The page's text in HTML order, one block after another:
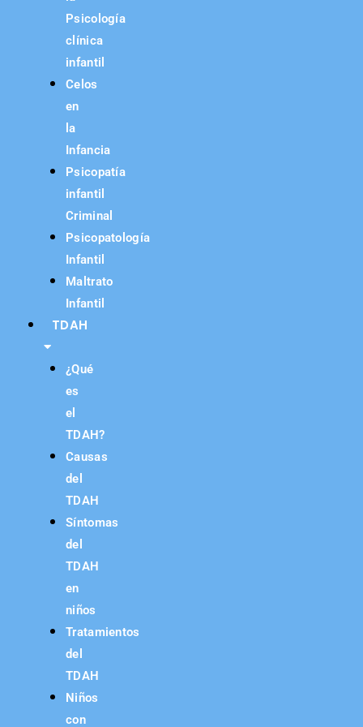
Psicología
clínica
infantil
Celos
en
la
Infancia
Psicopatía
infantil
Criminal
Psicopatología
Infantil
Maltrato
Infantil
TDAH
¿Qué
es
el
TDAH?
Causas
del
TDAH
Síntomas
del
TDAH
en
niños
Tratamientos
del
TDAH
Niños
con